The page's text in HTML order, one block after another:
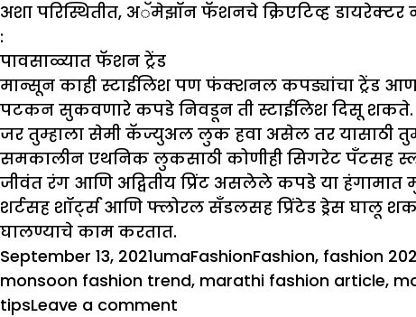
अशा परिस्थितीत, अॅमेझॉन फॅशनचे क्रिएटिव्ह डायरेक्टर
:
पावसाळ्यात फॅशन ट्रेंड
मान्सून काही स्टाईलिश पण फंक्शनल कपड्यांचा ट्रेंड
पटकन सुकवणारे कपडे निवडून ती स्टाईलिश दिसू शकते.
जर तुम्हाला सेमी कॅज्युअल लुक हवा असेल तर यासाठी
समकालीन एथनिक लुकसाठी कोणीही सिगरेट पॅंटसह
जीवंत रंग आणि अद्वितीय प्रिंट असलेले कपडे या
शर्टसह शॉर्ट्स आणि फ्लोरल सँडलसह प्रिंटेड ड्रेस घालू
घालण्याचे काम करतात.
Posted
on
September 13, 2021Author
umaCategories
FashionTags
Fashion, fashion
monsoon fashion trend, marathi fashion article,
tipsLeave a comment